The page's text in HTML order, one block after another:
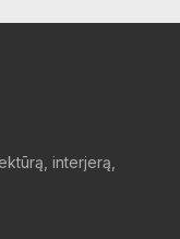
interjerą,